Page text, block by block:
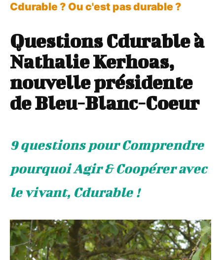
Cdurable ? Ou c'est pas durable ?
Questions Cdurable à
Nathalie Kerhoas,
nouvelle présidente
de Bleu-Blanc-Coeur
9 questions pour Comprendre
pourquoi Agir & Coopérer avec
le vivant, Cdurable !